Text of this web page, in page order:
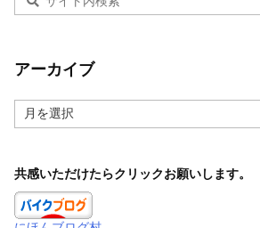
アーカイブ
ー
ブ
共感いただけたらクリックお願いします。